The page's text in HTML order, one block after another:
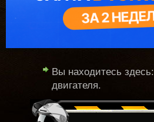
Вы находитесь здесь:
двигателя.